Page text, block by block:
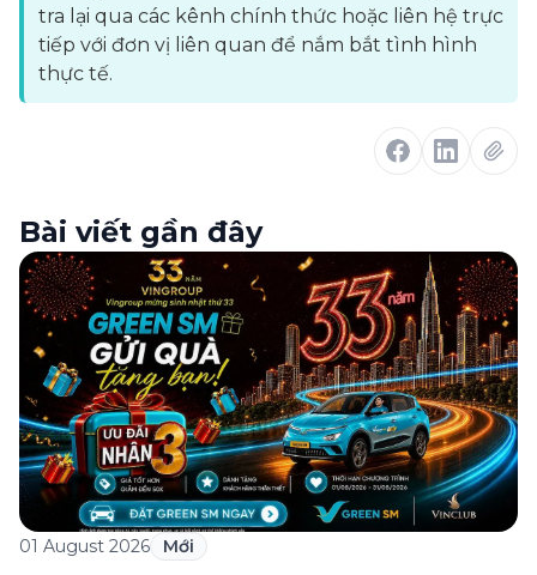
tra lại qua các kênh chính thức hoặc liên hệ trực
tiếp với đơn vị liên quan để nắm bắt tình hình
thực tế.
Bài viết gần đây
01 August 2026 Mới